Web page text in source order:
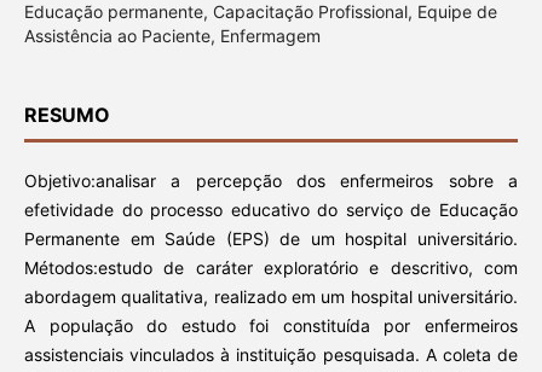
Educação permanente, Capacitação Profissional, Equipe de
Assistência ao Paciente, Enfermagem
RESUMO
Objetivo:analisar a percepção dos enfermeiros sobre a
efetividade do processo educativo do serviço de Educação
Permanente em Saúde (EPS) de um hospital universitário.
Métodos:estudo de caráter exploratório e descritivo, com
abordagem qualitativa, realizado em um hospital universitário.
A população do estudo foi constituída por enfermeiros
assistenciais vinculados à instituição pesquisada. A coleta de